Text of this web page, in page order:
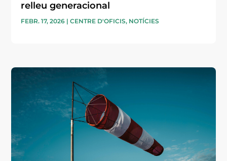
relleu generacional
FEBR. 17, 2026 |CENTRE D'OFICIS, NOTÍCIES